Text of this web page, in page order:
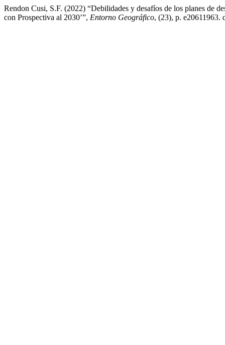
Rendon Cusi, S.F. (2022) “Debilidades y desafíos de los planes de
con Prospectiva al 2030’”, Entorno Geográfico, (23), p. e20611963.